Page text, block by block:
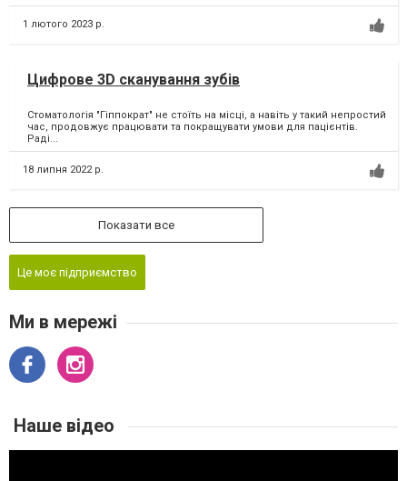
1 лютого 2023 р.
Цифрове 3D сканування зубів
Стоматологія "Гіппократ" не стоїть на місці, а навіть у такий непростий
час, продовжує працювати та покращувати умови для пацієнтів.
Раді...
18 липня 2022 р.
Показати все
Це моє підприємство
Ми в мережі
Наше відео